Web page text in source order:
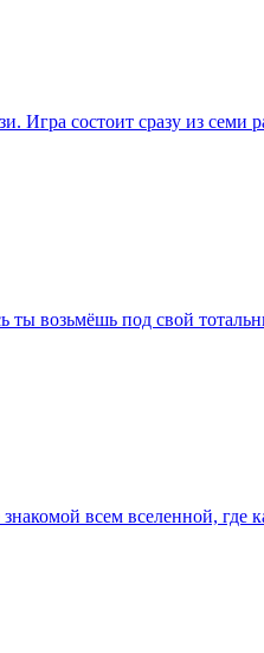
состоит сразу из семи
ты возьмёшь под свой
всем вселенной, где